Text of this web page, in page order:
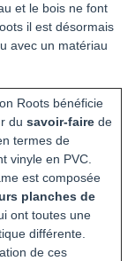
et le bois ne font
il est désormais
avec un matériau
Roots bénéficie
du savoir-faire de
termes de
vinyle en PVC.
est composée
planches de
ont toutes une
différente.
de ces